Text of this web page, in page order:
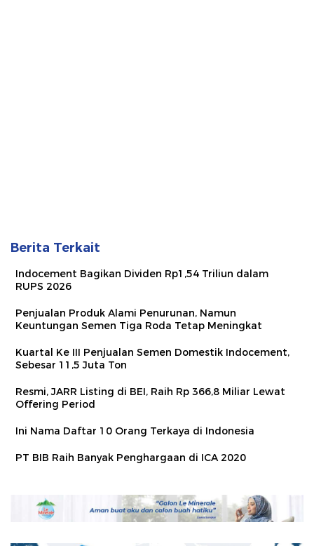
Berita Terkait
Indocement Bagikan Dividen Rp1,54 Triliun dalam
RUPS 2026
Penjualan Produk Alami Penurunan, Namun
Keuntungan Semen Tiga Roda Tetap Meningkat
Kuartal Ke III Penjualan Semen Domestik Indocement,
Sebesar 11,5 Juta Ton
Resmi, JARR Listing di BEI, Raih Rp 366,8 Miliar Lewat
Offering Period
Ini Nama Daftar 10 Orang Terkaya di Indonesia
PT BIB Raih Banyak Penghargaan di ICA 2020